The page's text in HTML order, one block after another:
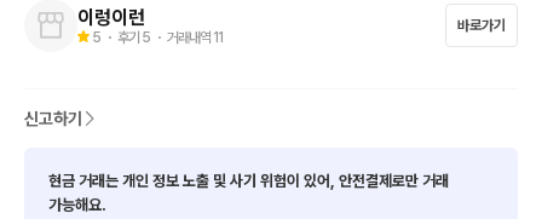
이렁이런
5 ・ 후기 5 ・ 거래내역 11
바로가기
신고하기
현금 거래는 개인 정보 노출 및 사기 위험이 있어, 안전결제로만 거래
가능해요.